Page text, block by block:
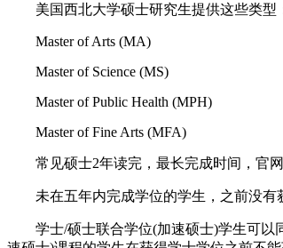
美国西北大学硕士研究生提供这些类型
Master of Arts (MA)
Master of Science (MS)
Master of Public Health (MPH)
Master of Fine Arts (MFA)
常见硕士2年读完，最长完成时间，官网
未在五年内完成学位的学生，之前没有获
学士/硕士联合学位(加速硕士)学生可以同